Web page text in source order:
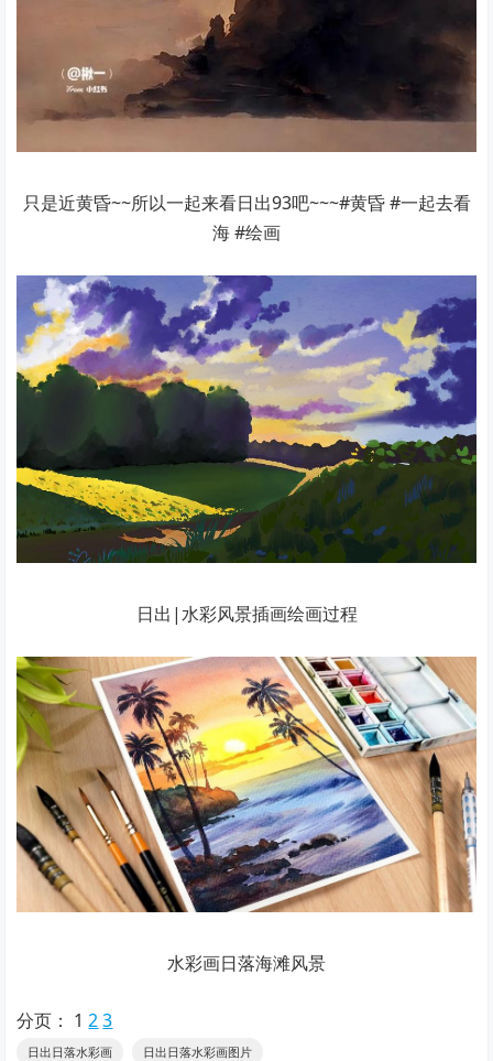
只是近黄昏~~所以一起来看日出93吧~~~#黄昏 #一起去看
海 #绘画
日出|水彩风景插画绘画过程
水彩画日落海滩风景
分页： 1 2 3
日出日落水彩画 日出日落水彩画图片